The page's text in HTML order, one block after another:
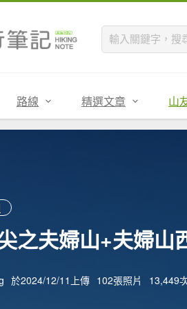
路線 精選文章 山
之夫婦山+夫婦山
於2024/12/11上傳 102張照片 13,449